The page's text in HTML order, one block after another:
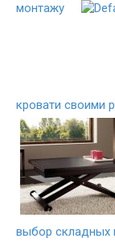
монтажу
кровати своими
выбор складных